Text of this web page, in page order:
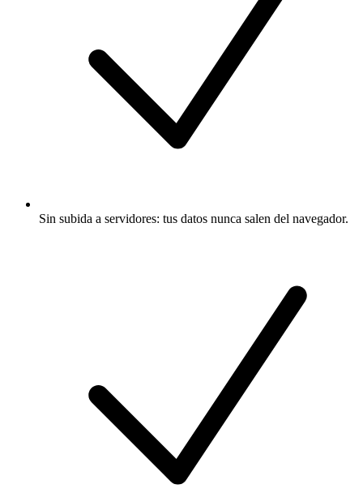
Sin subida a servidores: tus datos nunca salen del navegador.